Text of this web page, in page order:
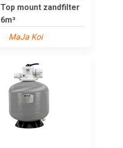
Top mount zandfilter
6m³
MaJa Koi